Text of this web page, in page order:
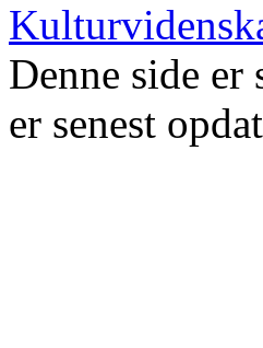
Denne side er
er senest